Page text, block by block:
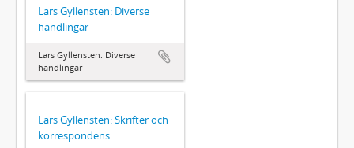
Lars Gyllensten: Diverse
handlingar
Lars Gyllensten: Diverse
handlingar
Lars Gyllensten: Skrifter och
korrespondens